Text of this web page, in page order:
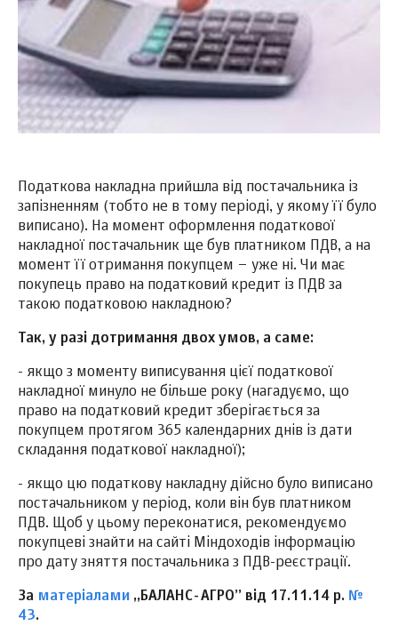
Податкова накладна прийшла від постачальника із
запізненням (тобто не в тому періоді, у якому її було
виписано). На момент оформлення податкової
накладної постачальник ще був платником ПДВ, а на
момент її отримання покупцем – уже ні. Чи має
покупець право на податковий кредит із ПДВ за
такою податковою накладною?
Так, у разі дотримання двох умов, а саме:
- якщо з моменту виписування цієї податкової
накладної минуло не більше року (нагадуємо, що
право на податковий кредит зберігається за
покупцем протягом 365 календарних днів із дати
складання податкової накладної);
- якщо цю податкову накладну дійсно було виписано
постачальником у період, коли він був платником
ПДВ. Щоб у цьому переконатися, рекомендуємо
покупцеві знайти на сайті Міндоходів інформацію
про дату зняття постачальника з ПДВ-реєстрації.
За матеріалами „БАЛАНС-АГРО” від 17.11.14 р. №
43.